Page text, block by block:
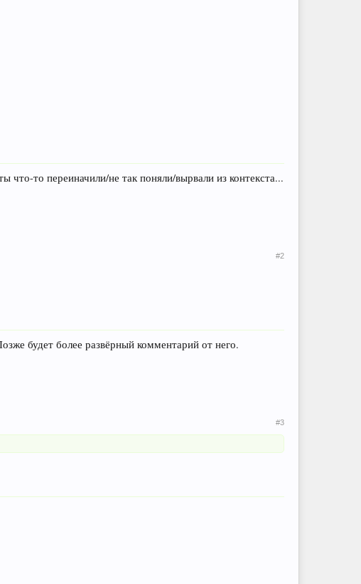
то переиначили/не так поняли/вырвали из контекста...
#2
будет более развёрный комментарий от него.
#3